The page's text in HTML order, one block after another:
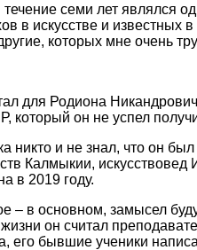
семи лет являлся
искусстве и известных
которых мне очень
для Родиона
который он не успел
никто и не знал, что
Калмыкии,
в 2019 году.
– в основном, замысел
он считал
бывшие ученики